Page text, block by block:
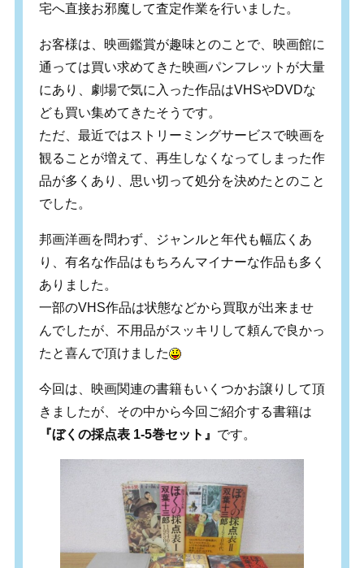
宅へ直接お邪魔して査定作業を行いました。
お客様は、映画鑑賞が趣味とのことで、映画館に
通っては買い求めてきた映画パンフレットが大量
にあり、劇場で気に入った作品はVHSやDVDな
ども買い集めてきたそうです。
ただ、最近ではストリーミングサービスで映画を
観ることが増えて、再生しなくなってしまった作
品が多くあり、思い切って処分を決めたとのこと
でした。
邦画洋画を問わず、ジャンルと年代も幅広くあ
り、有名な作品はもちろんマイナーな作品も多く
ありました。
一部のVHS作品は状態などから買取が出来ませ
んでしたが、不用品がスッキリして頼んで良かっ
たと喜んで頂けました
今回は、映画関連の書籍もいくつかお譲りして頂
きましたが、その中から今回ご紹介する書籍は
『ぼくの採点表 1-5巻セット』 です。